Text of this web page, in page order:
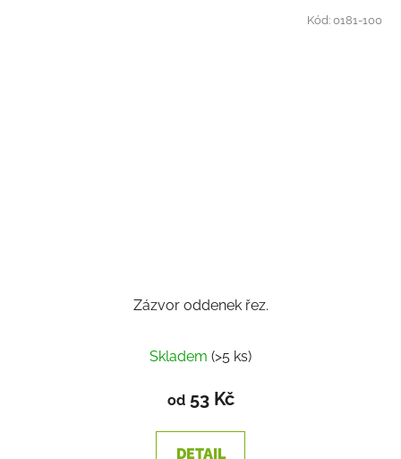
Zázvor oddenek řez.
Skladem (>5 ks)
od53 Kč
DETAIL
Kód:0181-100